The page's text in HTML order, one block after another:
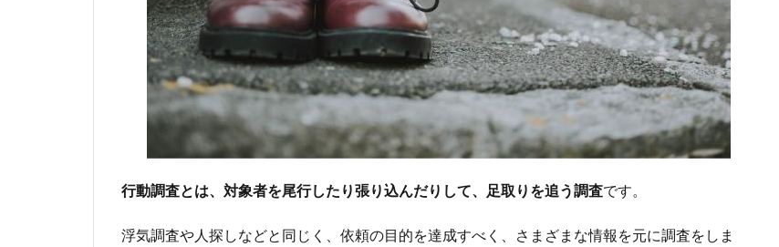
行動
調査
にか
かる
費用
2
動
調
査
依
行動調査とは、対象者を尾行したり張り込んだりして、足取りを追う調査です。
浮気調査や人探しなどと同じく、依頼の目的を達成すべく、さまざまな情報を元に調査をしま